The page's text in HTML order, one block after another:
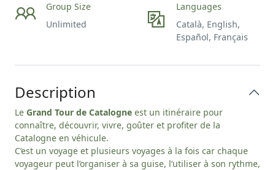
Group Size
Unlimited
Languages
Català, English,
Español, Français
Description
Le Grand Tour de Catalogne est un itinéraire pour
connaître, découvrir, vivre, goûter et profiter de la
Catalogne en véhicule.
C’est un voyage et plusieurs voyages à la fois car chaque
voyageur peut l’organiser à sa guise, l’utiliser à son rythme,